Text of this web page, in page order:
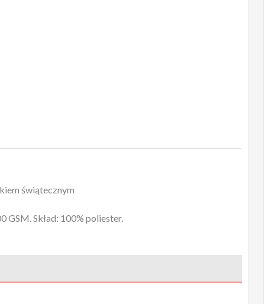
świątecznym
Skład: 100% poliester.